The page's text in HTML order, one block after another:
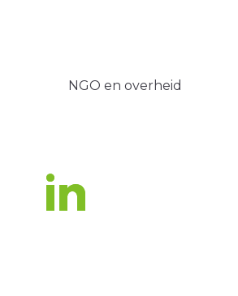
NGO en overheid